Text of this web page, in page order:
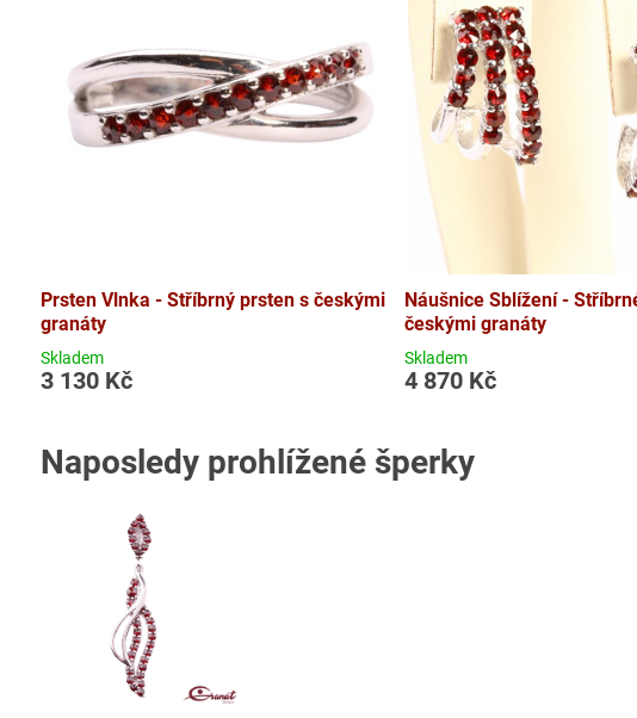
Prsten Vlnka - Stříbrný prsten s českými
granáty
Skladem
3 130 Kč
Náušnice Sblížení -
českými granáty
Skladem
4 870 Kč
Naposledy prohlížené šperky